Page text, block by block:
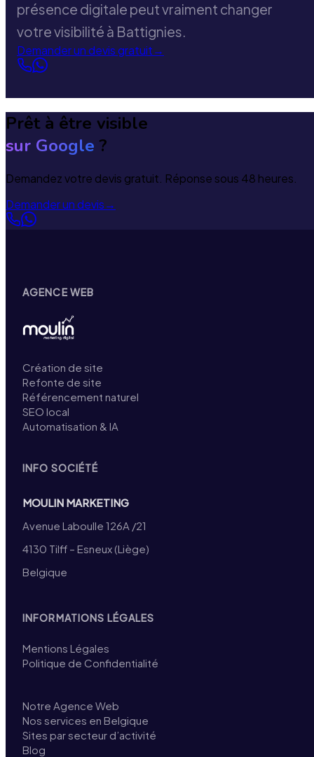
présence digitale peut vraiment changer
votre visibilité à Battignies.
Demander un devis gratuit→
Prêt à être visible
sur Google ?
Demandez votre devis gratuit. Réponse sous 48 heures.
Demander un devis→
AGENCE WEB
Création de site
Refonte de site
Référencement naturel
SEO local
Automatisation & IA
INFO SOCIÉTÉ
MOULIN MARKETING
Avenue Laboulle 126A /21
4130 Tilff – Esneux (Liège)
Belgique
INFORMATIONS LÉGALES
Mentions Légales
Politique de Confidentialité
Notre Agence Web
Nos services en Belgique
Sites par secteur d’activité
Blog